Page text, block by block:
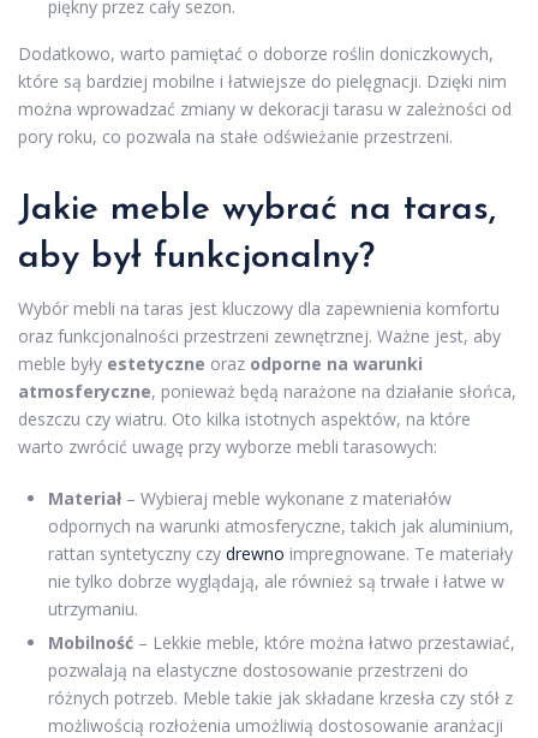
piękny przez cały sezon.
Dodatkowo, warto pamiętać o doborze roślin doniczkowych,
które są bardziej mobilne i łatwiejsze do pielęgnacji. Dzięki nim
można wprowadzać zmiany w dekoracji tarasu w zależności od
pory roku, co pozwala na stałe odświeżanie przestrzeni.
Jakie meble wybrać na taras,
aby był funkcjonalny?
Wybór mebli na taras jest kluczowy dla zapewnienia komfortu
oraz funkcjonalności przestrzeni zewnętrznej. Ważne jest, aby
meble były estetyczne oraz odporne na warunki
atmosferyczne, ponieważ będą narażone na działanie słońca,
deszczu czy wiatru. Oto kilka istotnych aspektów, na które
warto zwrócić uwagę przy wyborze mebli tarasowych:
Materiał– Wybieraj meble wykonane z materiałów
odpornych na warunki atmosferyczne, takich jak aluminium,
rattan syntetyczny czy drewno impregnowane. Te materiały
nie tylko dobrze wyglądają, ale również są trwałe i łatwe w
utrzymaniu.
Mobilność – Lekkie meble, które można łatwo przestawiać,
pozwalają na elastyczne dostosowanie przestrzeni do
różnych potrzeb. Meble takie jak składane krzesła czy stół z
możliwością rozłożenia umożliwią dostosowanie aranżacji